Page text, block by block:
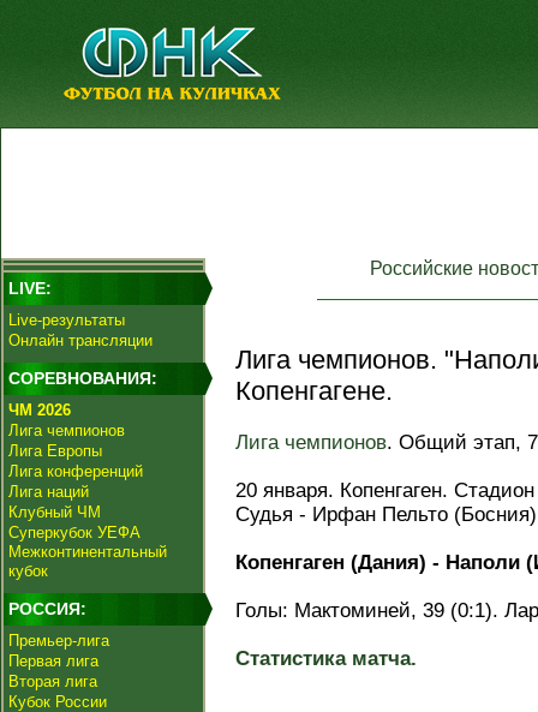
LIVE:
Live-результаты
Онлайн трансляции
СОРЕВНОВАНИЯ:
ЧМ 2026
Лига чемпионов
Лига Европы
Лига конференций
Лига наций
Клубный ЧМ
Суперкубок УЕФА
Межконтинентальный
кубок
РОССИЯ:
Премьер-лига
Первая лига
Вторая лига
Кубок России
Российские
Лига чемпионов.
Копенгагене.
Лига чемпионов. Общий этап,
20 января. Копенгаген.
Судья - Ирфан Пельто
Копенгаген (Дания) - Наполи
Голы: Мактоминей, 39 (0:1).
Статистика матча.